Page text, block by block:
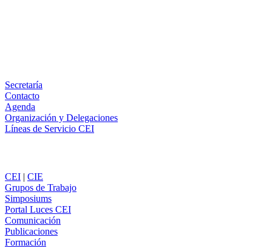
Secretaría
Contacto
Agenda
Organización y Delegaciones
Líneas de Servicio CEI
CEI | CIE
Grupos de Trabajo
Simposiums
Portal Luces CEI
Comunicación
Publicaciones
Formación